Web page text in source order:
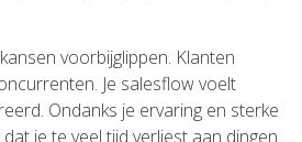
voorbijglippen. Klanten
Je salesflow voelt
Ondanks je ervaring en sterke
je te veel tijd verliest aan dingen